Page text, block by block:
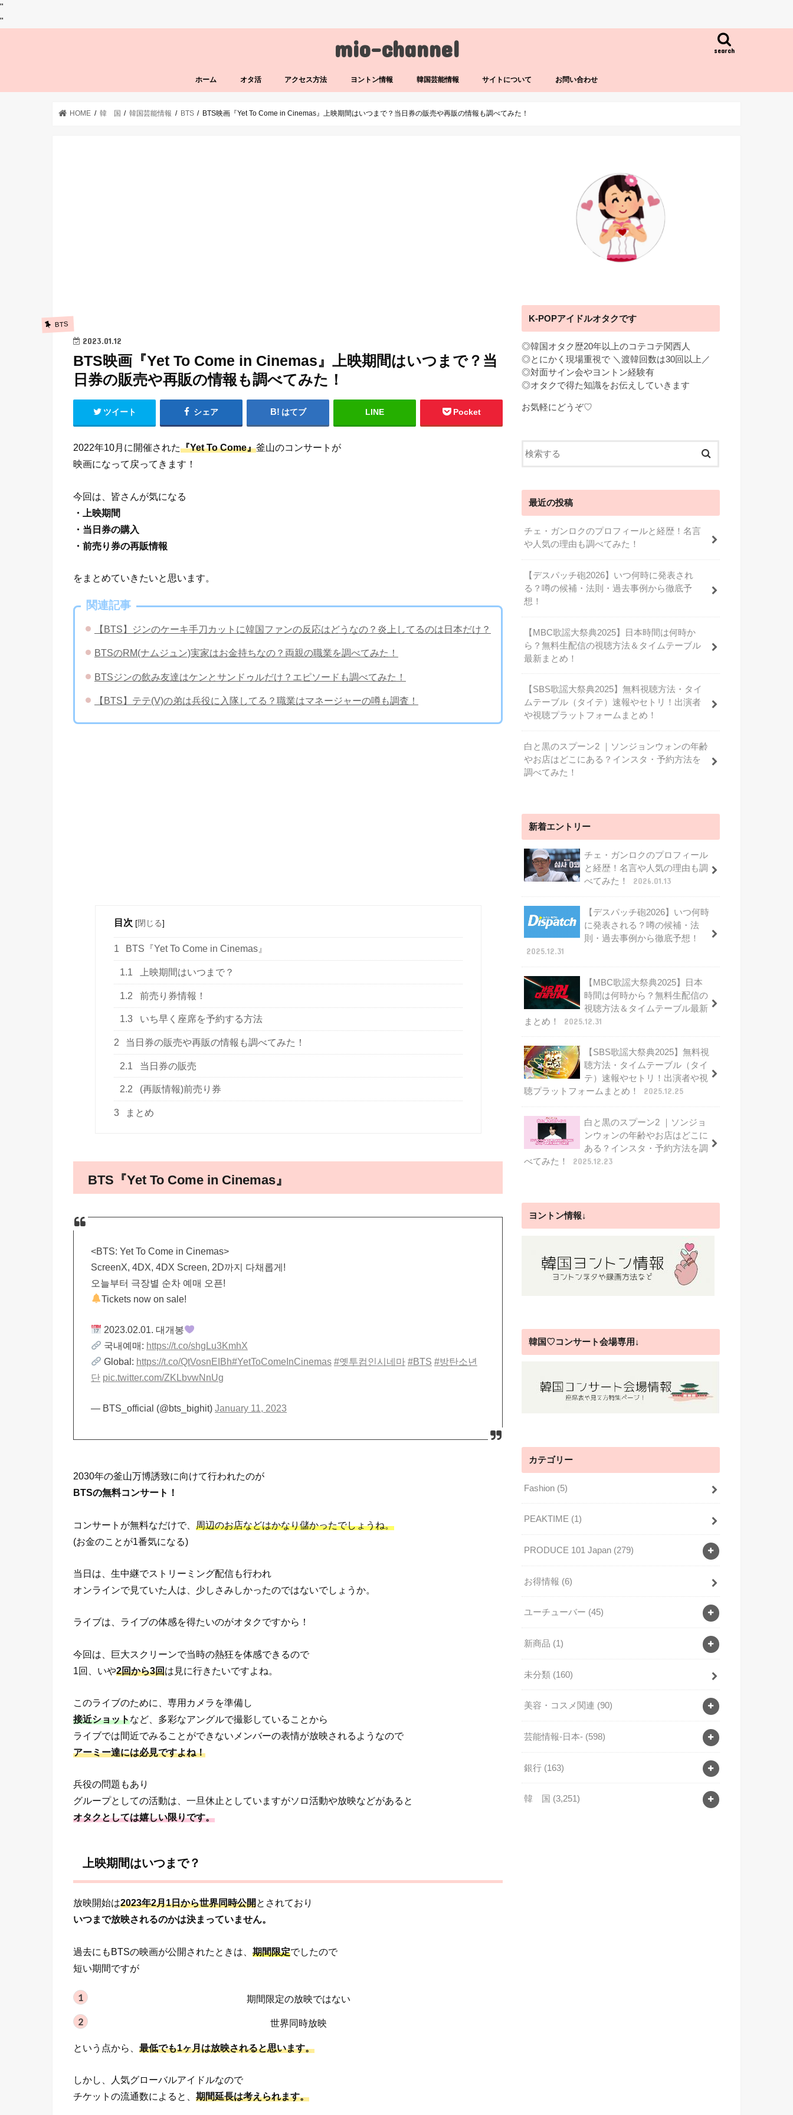
"
"
mio-channel search
ホーム オタ活 アクセス方法 ヨントン情報 韓国芸能情報 サイトについて お問い合わせ
HOME 韓 国 韓国芸能情報 BTS BTS映画『Yet To Come in Cinemas』上映期間はいつまで？当日券の販売や再販の情報も調べてみた！
BTS
2023.01.12
BTS映画『Yet To Come in Cinemas』上映期間はいつまで？当
日券の販売や再販の情報も調べてみた！
ツイート シェア はてブ LINE Pocket
2022年10月に開催された『Yet To Come』釜山のコンサートが
映画になって戻ってきます！
今回は、皆さんが気になる
・上映期間
・当日券の購入
・前売り券の再販情報
をまとめていきたいと思います。
関連記事
【BTS】ジンのケーキ手刀カットに韓国ファンの反応はどうなの？炎上してるのは日本だけ？
BTSのRM(ナムジュン)実家はお金持ちなの？両親の職業を調べてみた！
BTSジンの飲み友達はケンとサンドゥルだけ？エピソードも調べてみた！
【BTS】テテ(V)の弟は兵役に入隊してる？職業はマネージャーの噂も調査！
目次 [閉じる]
1 BTS『Yet To Come in Cinemas』
1.1 上映期間はいつまで？
1.2 前売り券情報！
1.3 いち早く座席を予約する方法
2 当日券の販売や再販の情報も調べてみた！
2.1 当日券の販売
2.2 (再販情報)前売り券
3 まとめ
BTS『Yet To Come in Cinemas』
<BTS: Yet To Come in Cinemas>
ScreenX, 4DX, 4DX Screen, 2D까지 다채롭게!
오늘부터 극장별 순차 예매 오픈!
Tickets now on sale!
2023.02.01. 대개봉
국내예매: https://t.co/shgLu3KmhX
Global: https://t.co/QtVosnEIBh#YetToComeInCinemas #옛투컴인시네마 #BTS #방탄소년
단 pic.twitter.com/ZKLbvwNnUg
— BTS_official (@bts_bighit)January 11, 2023
2030年の釜山万博誘致に向けて行われたのが
BTSの無料コンサート！
コンサートが無料なだけで、 周辺のお店などはかなり儲かったでしょうね。
(お金のことが1番気になる)
当日は、生中継でストリーミング配信も行われ
オンラインで見ていた人は、少しさみしかったのではないでしょうか。
ライブは、ライブの体感を得たいのがオタクですから！
今回は、巨大スクリーンで当時の熱狂を体感できるので
1回、いや2回から3回は見に行きたいですよね。
このライブのために、専用カメラを準備し
接近ショットなど、多彩なアングルで撮影していることから
ライブでは間近でみることができないメンバーの表情が放映されるようなので
アーミー達には必見ですよね！
兵役の問題もあり
グループとしての活動は、一旦休止としていますがソロ活動や放映などがあると
オタクとしては嬉しい限りです。
上映期間はいつまで？
放映開始は2023年2月1日から世界同時公開とされており
いつまで放映されるのかは決まっていません。
過去にもBTSの映画が公開されたときは、 期間限定でしたので
短い期間ですが
期間限定の放映ではない
世界同時放映
という点から、 最低でも1ヶ月は放映されると思います。
しかし、人気グローバルアイドルなので
チケットの流通数によると、 期間延長は考えられます。
K-POPアイドルオタクです
◎韓国オタク歴20年以上のコテコテ関西人
◎とにかく現場重視で ＼渡韓回数は30回以上／
◎対面サイン会やヨントン経験有
◎オタクで得た知識をお伝えしていきます
お気軽にどうぞ♡
最近の投稿
チェ・ガンロクのプロフィールと経歴！名言
や人気の理由も調べてみた！
【デスパッチ砲2026】いつ何時に発表され
る？噂の候補・法則・過去事例から徹底予
想！
【MBC歌謡大祭典2025】日本時間は何時か
ら？無料生配信の視聴方法＆タイムテーブル
最新まとめ！
【SBS歌謡大祭典2025】無料視聴方法・タイ
ムテーブル（タイテ）速報やセトリ！出演者
や視聴プラットフォームまとめ！
白と黒のスプーン2 ｜ソンジョンウォンの年齢
やお店はどこにある？インスタ・予約方法を
調べてみた！
新着エントリー
チェ・ガンロクのプロフィール
と経歴！名言や人気の理由も調
べてみた！
2026.01.13
【デスパッチ砲2026】いつ何時
に発表される？噂の候補・法
則・過去事例から徹底予想！
2025.12.31
【MBC歌謡大祭典2025】日本
時間は何時から？無料生配信の
視聴方法＆タイムテーブル最新
まとめ！
2025.12.31
【SBS歌謡大祭典2025】無料視
聴方法・タイムテーブル（タイ
テ）速報やセトリ！出演者や視
聴プラットフォームまとめ！
2025.12.25
白と黒のスプーン2 ｜ソンジョ
ンウォンの年齢やお店はどこに
ある？インスタ・予約方法を調
べてみた！
2025.12.23
ヨントン情報↓
韓国♡コンサート会場専用↓
カテゴリー
Fashion (5)
PEAKTIME (1)
PRODUCE 101 Japan (279)
お得情報 (6)
ユーチューバー (45)
新商品 (1)
未分類 (160)
美容・コスメ関連 (90)
芸能情報-日本- (598)
銀行 (163)
韓 国 (3,251)